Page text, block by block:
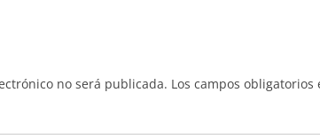
no será publicada. Los campos obligatorios